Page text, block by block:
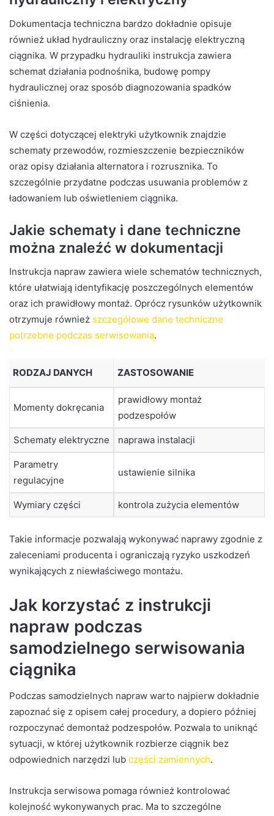
Dokumentacja techniczna bardzo dokładnie opisuje
również układ hydrauliczny oraz instalację elektryczną
ciągnika. W przypadku hydrauliki instrukcja zawiera
schemat działania podnośnika, budowę pompy
hydraulicznej oraz sposób diagnozowania spadków
ciśnienia.
W części dotyczącej elektryki użytkownik znajdzie
schematy przewodów, rozmieszczenie bezpieczników
oraz opisy działania alternatora i rozrusznika. To
szczególnie przydatne podczas usuwania problemów z
ładowaniem lub oświetleniem ciągnika.
Jakie schematy i dane techniczne
można znaleźć w dokumentacji
Instrukcja napraw zawiera wiele schematów technicznych,
które ułatwiają identyfikację poszczególnych elementów
oraz ich prawidłowy montaż. Oprócz rysunków użytkownik
otrzymuje również szczegółowe dane techniczne
potrzebne podczas serwisowania.
RODZAJ DANYCH ZASTOSOWANIE
Momenty dokręcania
prawidłowy montaż
podzespołów
Schematy elektryczne naprawa instalacji
Parametry
regulacyjne
ustawienie silnika
Wymiary części kontrola zużycia elementów
Takie informacje pozwalają wykonywać naprawy zgodnie z
zaleceniami producenta i ograniczają ryzyko uszkodzeń
wynikających z niewłaściwego montażu.
Jak korzystać z instrukcji
napraw podczas
samodzielnego serwisowania
ciągnika
Podczas samodzielnych napraw warto najpierw dokładnie
zapoznać się z opisem całej procedury, a dopiero później
rozpoczynać demontaż podzespołów. Pozwala to uniknąć
sytuacji, w której użytkownik rozbierze ciągnik bez
odpowiednich narzędzi lub części zamiennych.
Instrukcja serwisowa pomaga również kontrolować
kolejność wykonywanych prac. Ma to szczególne